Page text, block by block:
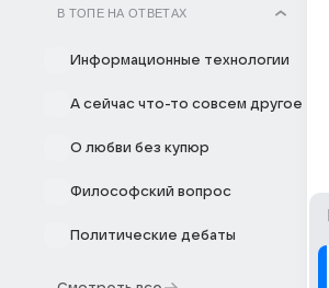
В ТОПЕ НА ОТВЕТАХ
Информационные технологии
А сейчас что-то совсем другое
О любви без купюр
Философский вопрос
Политические дебаты